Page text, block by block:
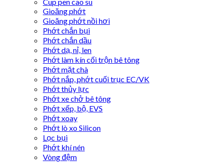
Gioăng phớt
Gioăng phớt nồi hơi
Phớt chắn bụi
Phớt chắn dầu
Phớt dạ, nỉ, len
Phớt làm kín cối trộn bê tông
Phớt mặt chà
Phớt nắp, phớt cuối trục EC/VK
Phớt thủy lực
Phớt xe chở bê tông
Phớt xếp, bộ, EVS
Phớt xoay
Phớt lò xo Silicon
Lọc bụi
Phớt khí nén
Vòng đệm